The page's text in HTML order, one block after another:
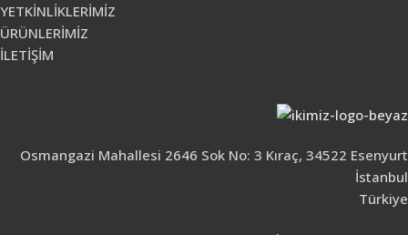
YETKİNLİKLERİMİZ
ÜRÜNLERİMİZ
İLETİŞİM
Osmangazi Mahallesi 2646 Sok No: 3 Kıraç, 34522 Esenyurt
İstanbul
Türkiye